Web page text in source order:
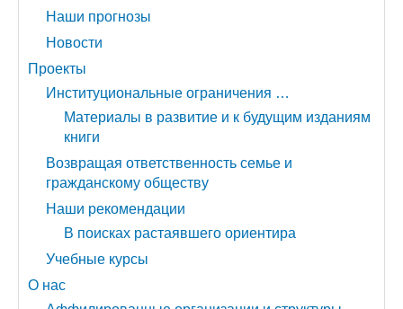
Наши прогнозы
Новости
Проекты
Институциональные ограничения …
Материалы в развитие и к будущим изданиям
книги
Возвращая ответственность семье и
гражданскому обществу
Наши рекомендации
В поисках растаявшего ориентира
Учебные курсы
О нас